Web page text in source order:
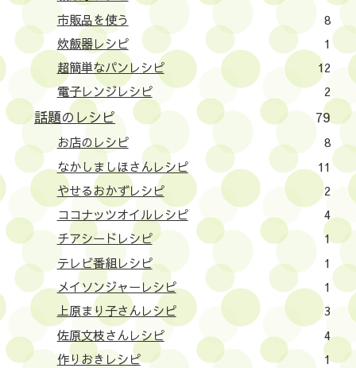
市販品を使う
8
炊飯器レシピ
1
超簡単なパンレシピ
12
電子レンジレシピ
2
話題のレシピ 79
お店のレシピ
8
なかしましほさんレシピ
11
やせるおかずレシピ
2
ココナッツオイルレシピ
4
チアシードレシピ
1
テレビ番組レシピ
1
メイソンジャーレシピ
1
上原まり子さんレシピ
3
佐原文枝さんレシピ
4
作りおきレシピ
1